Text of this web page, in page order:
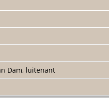
Dam, luitenant